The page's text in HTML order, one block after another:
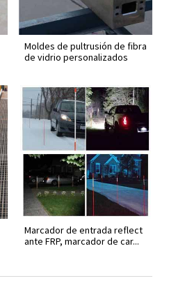
Moldes de pultrusión de fibra
de vidrio personalizados
Marcador de entrada reflect
ante FRP, marcador de car...